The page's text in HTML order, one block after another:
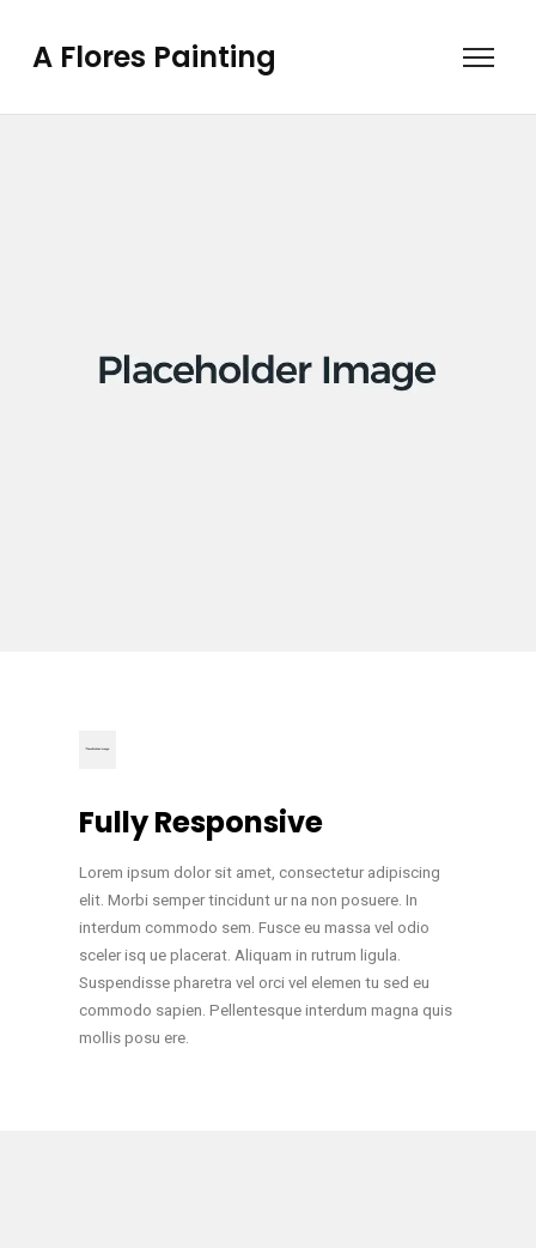
A Flores Painting
Fully Responsive
Lorem ipsum dolor sit amet, consectetur adipiscing
elit. Morbi semper tincidunt ur na non posuere. In
interdum commodo sem. Fusce eu massa vel odio
sceler isq ue placerat. Aliquam in rutrum ligula.
Suspendisse pharetra vel orci vel elemen tu sed eu
commodo sapien. Pellentesque interdum magna quis
mollis posu ere.